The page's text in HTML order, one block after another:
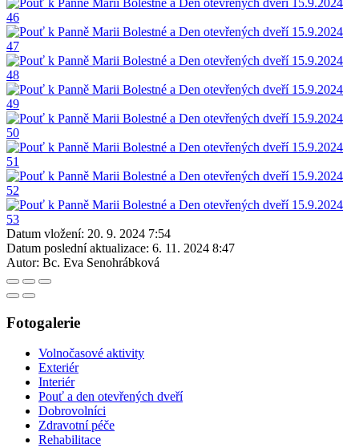
Datum vložení: 20. 9. 2024 7:54
Datum poslední aktualizace: 6. 11. 2024 8:47
Autor: Bc. Eva Senohrábková
Fotogalerie
Volnočasové aktivity
Exteriér
Interiér
Pouť a den otevřených dveří
Dobrovolníci
Zdravotní péče
Rehabilitace